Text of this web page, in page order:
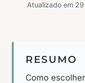
Atualizado em
RESUMO
Como